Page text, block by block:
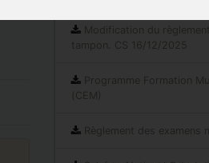
Modification du
tampon. CS 16/12/2025
Programme Formation
(CEM)
Règlement des